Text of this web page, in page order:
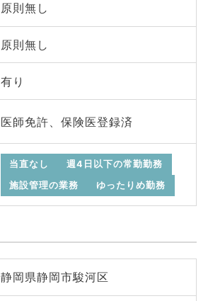
原則無し
原則無し
有り
医師免許、保険医登録済
当直なし
週4日以下の常勤勤務
施設管理の業務
ゆったりめ勤務
静岡県静岡市駿河区